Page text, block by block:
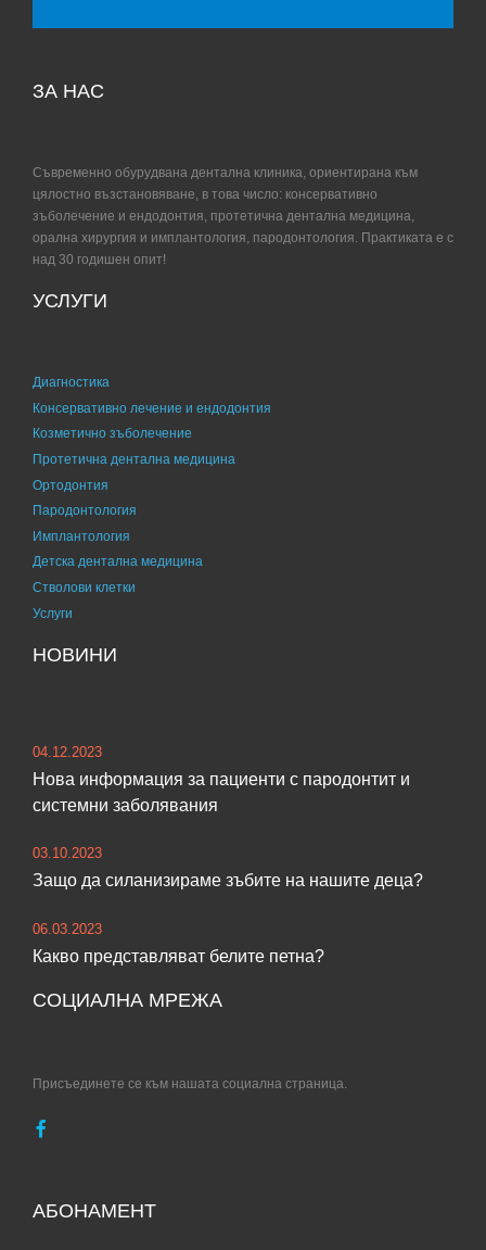
ЗА НАС
Съвременно обурудвана дентална клиника, ориентирана към
цялостно възстановяване, в това число: консервативно
зъболечение и ендодонтия, протетична дентална медицина,
орална хирургия и имплантология, пародонтология. Практиката е с
над 30 годишен опит!
УСЛУГИ
Диагностика
Консервативно лечение и ендодонтия
Козметично зъболечение
Протетична дентална медицина
Ортодонтия
Пародонтология
Имплантология
Детска дентална медицина
Стволови клетки
Услуги
НОВИНИ
Нова информация за пациенти с пародонтит и
системни заболявания
04.12.2023
Защо да силанизираме зъбите на нашите деца?
03.10.2023
Какво представляват белите петна?
06.03.2023
СОЦИАЛНА МРЕЖА
Присъединете се към нашата социална страница.
лечение
АБОНАМЕНТ